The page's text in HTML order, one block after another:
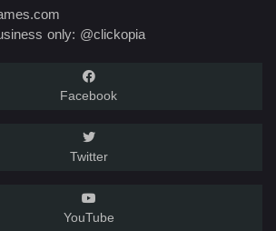
only: @clickopia
Facebook
Twitter
YouTube